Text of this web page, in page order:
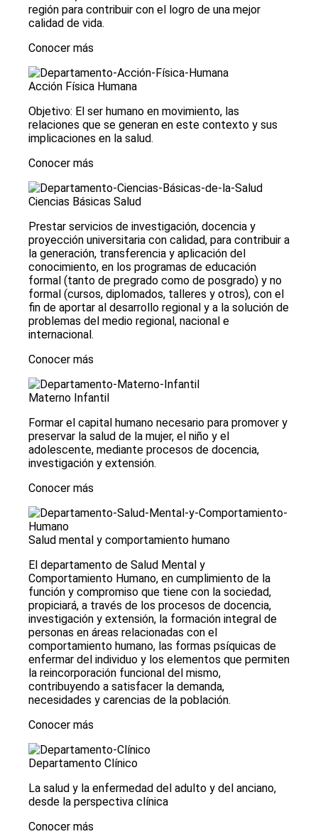
región para contribuir con el logro de una mejor
calidad de vida.
Conocer más
Acción Física Humana
Objetivo: El ser humano en movimiento, las
relaciones que se generan en este contexto y sus
implicaciones en la salud.
Conocer más
Ciencias Básicas Salud
Prestar servicios de investigación, docencia y
proyección universitaria con calidad, para contribuir a
la generación, transferencia y aplicación del
conocimiento, en los programas de educación
formal (tanto de pregrado como de posgrado) y no
formal (cursos, diplomados, talleres y otros), con el
fin de aportar al desarrollo regional y a la solución de
problemas del medio regional, nacional e
internacional.
Conocer más
Materno Infantil
Formar el capital humano necesario para promover y
preservar la salud de la mujer, el niño y el
adolescente, mediante procesos de docencia,
investigación y extensión.
Conocer más
Salud mental y comportamiento humano
El departamento de Salud Mental y
Comportamiento Humano, en cumplimiento de la
función y compromiso que tiene con la sociedad,
propiciará, a través de los procesos de docencia,
investigación y extensión, la formación integral de
personas en áreas relacionadas con el
comportamiento humano, las formas psíquicas de
enfermar del individuo y los elementos que permiten
la reincorporación funcional del mismo,
contribuyendo a satisfacer la demanda,
necesidades y carencias de la población.
Conocer más
Departamento Clínico
La salud y la enfermedad del adulto y del anciano,
desde la perspectiva clínica
Conocer más